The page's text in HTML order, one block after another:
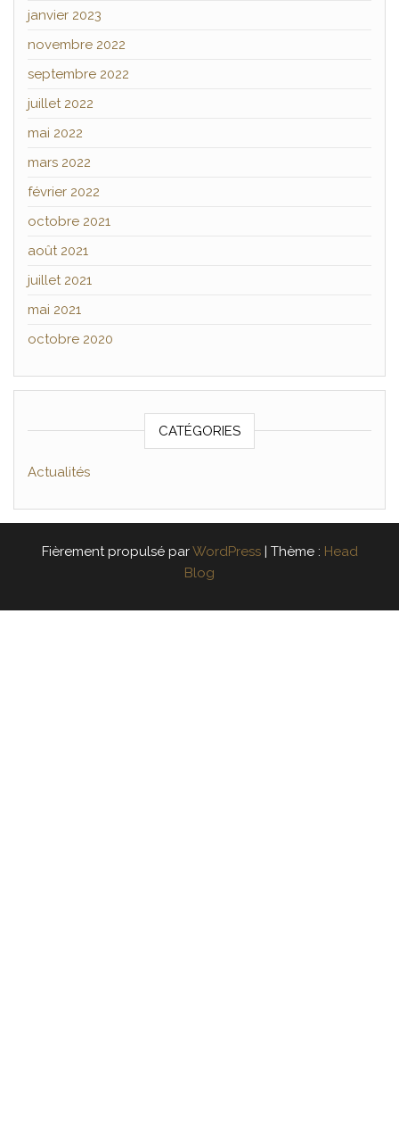
janvier 2023
novembre 2022
septembre 2022
juillet 2022
mai 2022
mars 2022
février 2022
octobre 2021
août 2021
juillet 2021
mai 2021
octobre 2020
CATÉGORIES
Actualités
Fièrement propulsé parWordPress Thème : Head
Blog